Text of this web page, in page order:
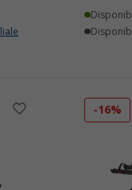
-16%